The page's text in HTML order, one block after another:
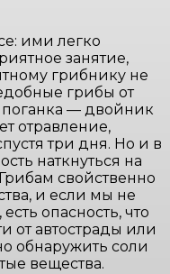
ими легко
занятие,
грибнику не
грибы от
— двойник
отравление,
три дня. Но и в
наткнуться на
свойственно
и если мы не
опасность, что
от автострады или
обнаружить соли
вещества.